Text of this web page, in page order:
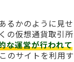
るかのように見せ
の仮想通貨取引所
な運営が行われて
のサイトを利用す